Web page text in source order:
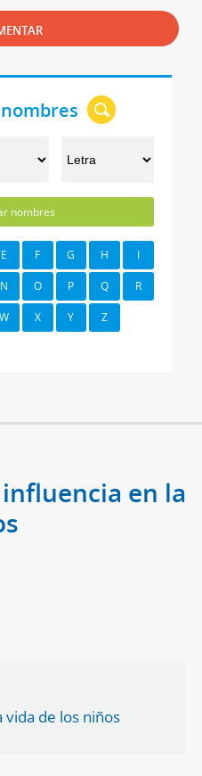
nombres
E F G H I
N O P Q R
W X Y Z
en la
vida de los niños